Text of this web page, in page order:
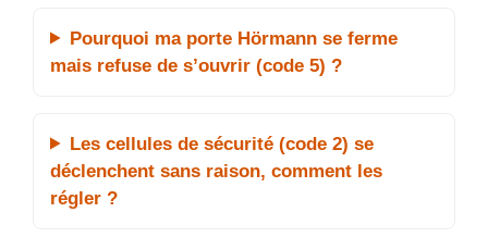
Pourquoi ma porte Hörmann se ferme
mais refuse de s’ouvrir (code 5) ?
Les cellules de sécurité (code 2) se
déclenchent sans raison, comment les
régler ?